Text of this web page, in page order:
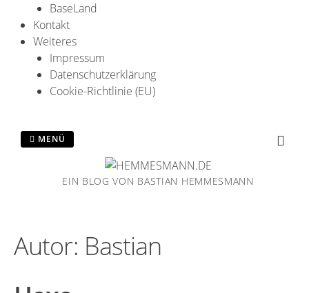
BaseLand
Kontakt
Weiteres
Impressum
Datenschutzerklärung
Cookie-Richtlinie (EU)
EIN BLOG VON BASTIAN HEMMESMANN
MENÜ
Autor: Bastian